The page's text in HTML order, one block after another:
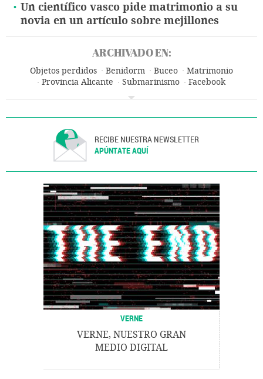
Un científico vasco pide matrimonio a su
novia en un artículo sobre mejillones
ARCHIVADO EN:
Objetos perdidos Benidorm Buceo
Matrimonio
Provincia Alicante
Submarinismo
Facebook
RECIBE NUESTRA NEWSLETTER
APÚNTATE AQUÍ
VERNE
VERNE, NUESTRO GRAN
MEDIO DIGITAL